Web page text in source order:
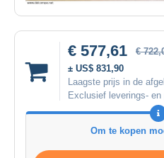
€ 577,61 €
± US$ 831,90
Laagste prijs in de
Exclusief leverings-
Om te kopen